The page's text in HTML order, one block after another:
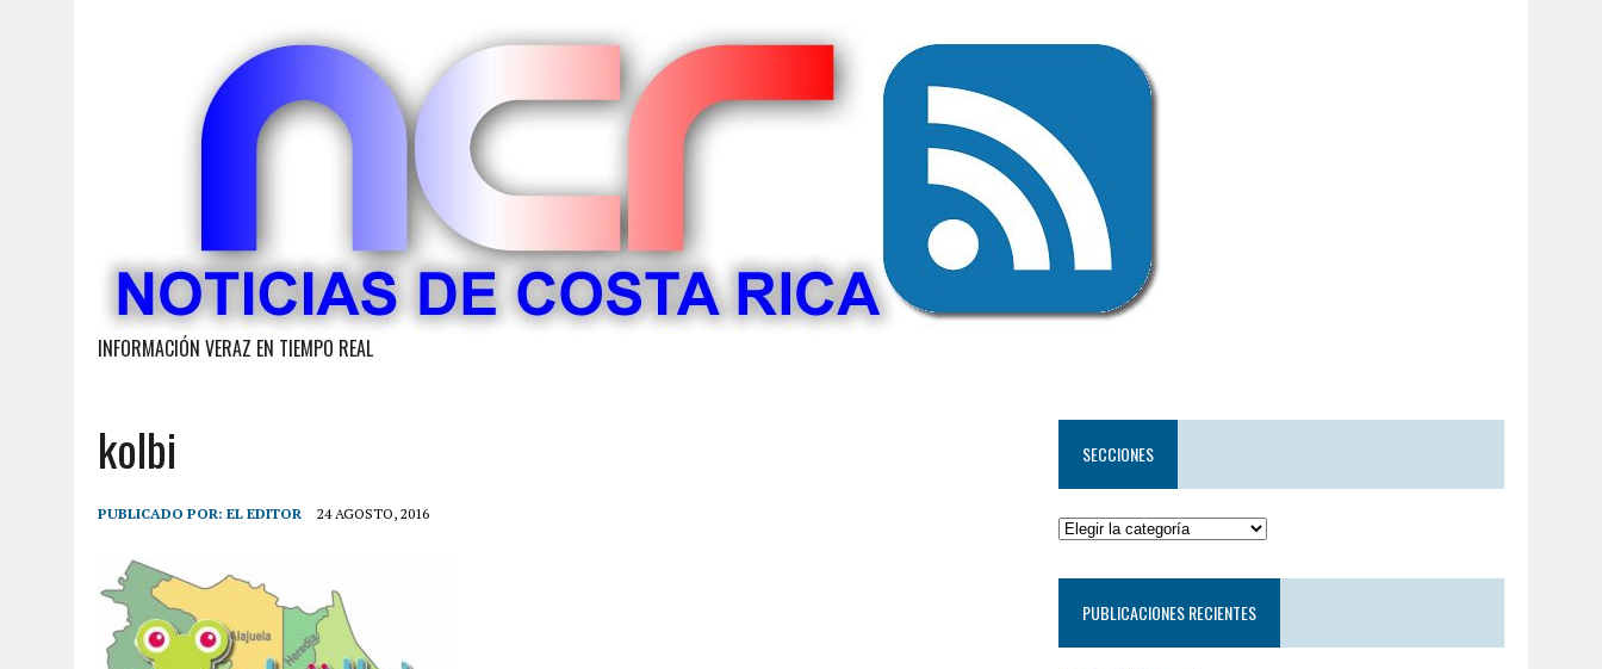
INFORMACIÓN VERAZ EN TIEMPO REAL
kolbi
PUBLICADO POR: EL EDITOR 24 AGOSTO, 2016
SECCIONES
PUBLICACIONES RECIENTES